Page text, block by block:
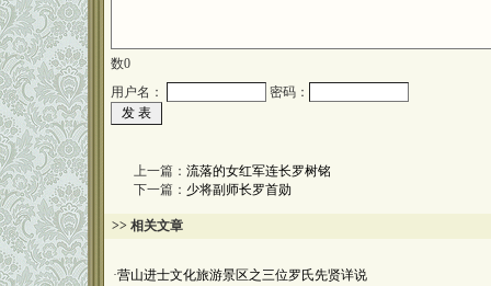
数0
用户名：
密码：
上一篇： 流落的女红军连长罗树铭
下一篇： 少将副师长罗首勋
>> 相关文章
·营山进士文化旅游景区之三位罗氏先贤详说